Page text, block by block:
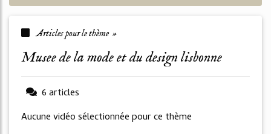
Articles pour le thème »
musee de la mode et du design lisbonne
6 articles
Aucune vidéo sélectionnée pour ce thème